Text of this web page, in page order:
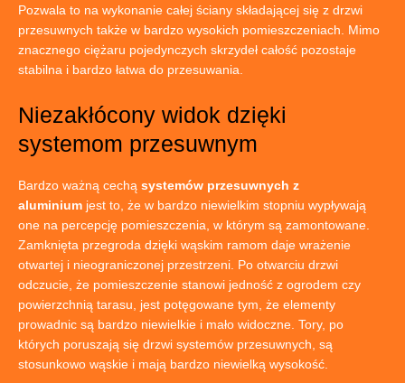
Pozwala to na wykonanie całej ściany składającej się z drzwi
przesuwnych także w bardzo wysokich pomieszczeniach. Mimo
znacznego ciężaru pojedynczych skrzydeł całość pozostaje
stabilna i bardzo łatwa do przesuwania.
Niezakłócony widok dzięki
systemom przesuwnym
Bardzo ważną cechą systemów przesuwnych z
aluminium jest to, że w bardzo niewielkim stopniu wypływają
one na percepcję pomieszczenia, w którym są zamontowane.
Zamknięta przegroda dzięki wąskim ramom daje wrażenie
otwartej i nieograniczonej przestrzeni. Po otwarciu drzwi
odczucie, że pomieszczenie stanowi jedność z ogrodem czy
powierzchnią tarasu, jest potęgowane tym, że elementy
prowadnic są bardzo niewielkie i mało widoczne. Tory, po
których poruszają się drzwi systemów przesuwnych, są
stosunkowo wąskie i mają bardzo niewielką wysokość.